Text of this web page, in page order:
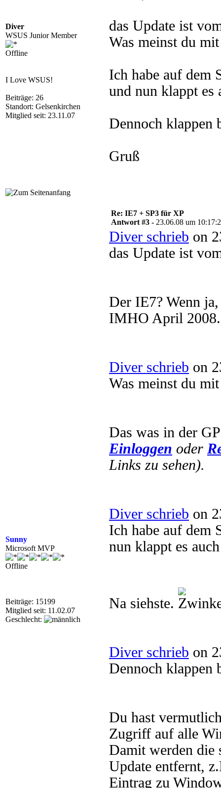
Diver
WSUS Junior Member
Offline
I Love WSUS!
Beiträge: 26
Standort: Gelsenkirchen
Mitglied seit: 23.11.07
das Update ist
Was meinst du
Ich habe auf dem
und nun klappt
Dennoch klappen
Gruß
Sunny
Microsoft MVP
Offline
Beiträge: 15199
Mitglied seit: 11.02.07
Geschlecht:
Re: IE7 + SP3 für XP
Antwort #3 - 23.06.08 um
Diver schrieb on
das Update ist
Der IE7? Wenn
IMHO April 2008.
Diver schrieb on
Was meinst du
Das was in der
Einloggen oder
Links zu sehen).
Diver schrieb on
Ich habe auf dem
nun klappt es
Na siehste.
Diver schrieb on
Dennoch klappen
Du hast
Zugriff auf alle
Damit werden die
Update entfernt,
Eintrag zu